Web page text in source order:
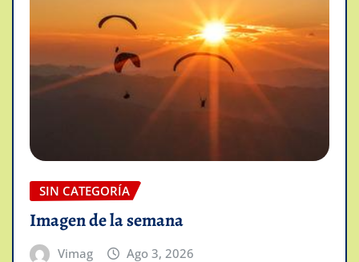
SIN CATEGORÍA
Imagen de la semana
Vimag Ago 3, 2026